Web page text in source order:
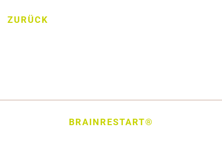
ZURÜCK
BRAINRESTART®